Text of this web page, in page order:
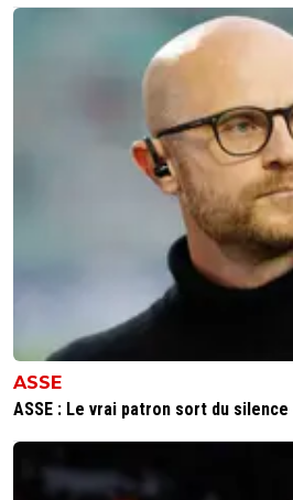
ASSE
ASSE : Le vrai patron sort du